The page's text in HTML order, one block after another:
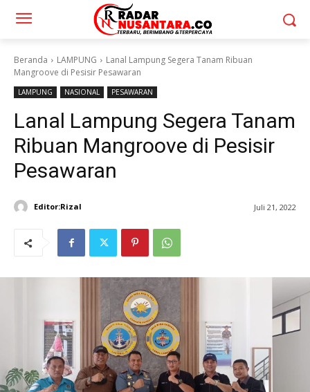
Beranda LAMPUNG
Lanal Lampung Segera Tanam Ribuan
Mangroove di Pesisir Pesawaran
LAMPUNG NASIONAL PESAWARAN
Lanal Lampung Segera Tanam
Ribuan Mangroove di Pesisir
Pesawaran
Editor:Rizal Juli 21, 2022